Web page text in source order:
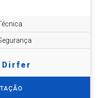
Dirfer